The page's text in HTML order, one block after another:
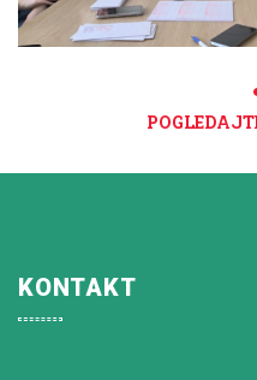
KONTAKT